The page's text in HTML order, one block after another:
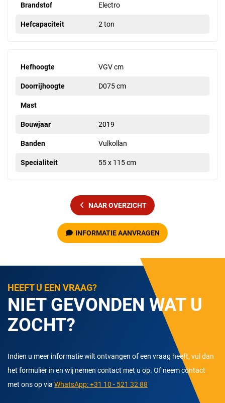
Brandstof Electro
Hefcapaciteit 2 ton
Hefhoogte VGV cm
Doorrijhoogte D075 cm
Mast
Bouwjaar 2019
Banden Vulkollan
Specialiteit 55 x 115 cm
NAAR OVERZICHT
INFORMATIE AANVRAGEN
HEEFT U EEN VRAAG?
NIET GEVONDEN WAT U
ZOCHT?
Indien u meer informatie wilt ontvangen of een vraag heeft, vul dan
het formulier in en wij nemen contact met u op. Of neem contact
met ons op via WhatsApp: +31 10 - 521 32 88